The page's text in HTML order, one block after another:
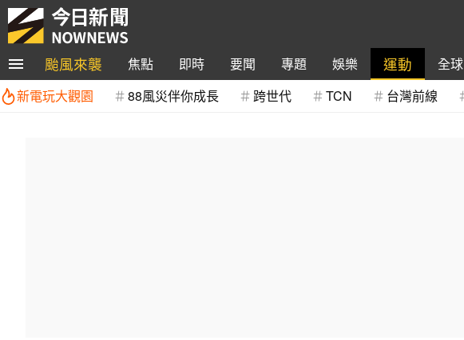
颱風來襲 焦點 即時 要聞 專題 娛樂 運動 全球
新電玩大觀園
88風災伴你成長 跨世代 TCN 台灣前線